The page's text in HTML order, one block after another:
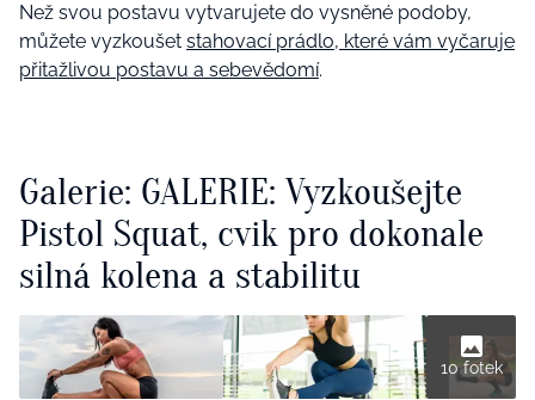
Než svou postavu vytvarujete do vysněné podoby,
můžete vyzkoušet stahovací prádlo, které vám vyčaruje
přitažlivou postavu a sebevědomí.
Galerie: GALERIE: Vyzkoušejte
Pistol Squat, cvik pro dokonale
silná kolena a stabilitu
10 fotek